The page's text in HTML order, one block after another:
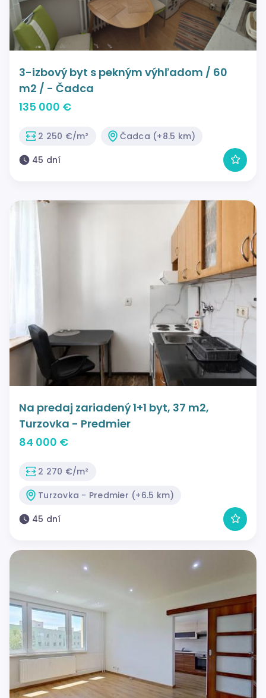
3-izbový byt s pekným výhľadom / 60
m2 / - Čadca
135 000 €
2 250 €/m²
Čadca (+8.5 km)
45 dní
Na predaj zariadený 1+1 byt, 37 m2,
Turzovka - Predmier
84 000 €
2 270 €/m²
Turzovka - Predmier (+6.5 km)
45 dní